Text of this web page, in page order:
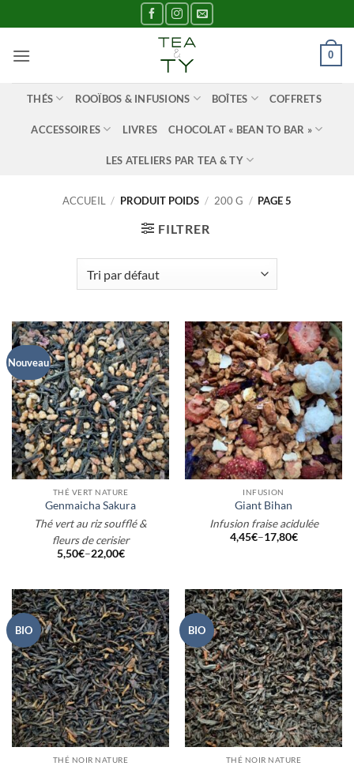
au
contenu
0
THÉS ROOÏBOS & INFUSIONS BOÎTES COFFRETS
ACCESSOIRES LIVRES CHOCOLAT « BEAN TO BAR »
LES ATELIERS PAR TEA & TY
ACCUEIL / PRODUIT POIDS / 200 G / PAGE 5
FILTRER
Nouveau
THÉ VERT NATURE
Genmaicha Sakura
Thé vert au riz soufflé &
fleurs de cerisier
5,50€–22,00€
INFUSION
Giant Bihan
Infusion fraise acidulée
4,45€–17,80€
BIO
THÉ NOIR NATURE
BIO
THÉ NOIR NATURE